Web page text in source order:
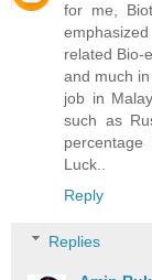
for me,
related Bio-
and much
job in
such as
Luck..
Reply
Replies